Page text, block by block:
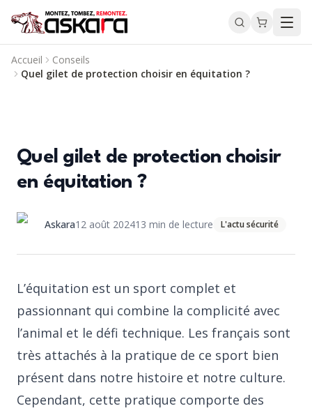
Accueil
Conseils
Quel gilet de protection choisir en équitation ?
Quel gilet de protection choisir
en équitation ?
Askara12 août 202413 min de lecture L'actu sécurité
L’équitation est un sport complet et
passionnant qui combine la complicité avec
l’animal et le défi technique. Les français sont
très attachés à la pratique de ce sport bien
présent dans notre histoire et notre culture.
Cependant, cette pratique comporte des